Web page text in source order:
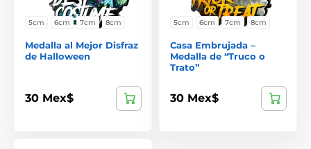
5cm 6cm 7cm 8cm
Medalla al Mejor Disfraz
de Halloween
30 Mex$
5cm 6cm 7cm 8cm
Casa Embrujada –
Medalla de “Truco o
Trato”
30 Mex$